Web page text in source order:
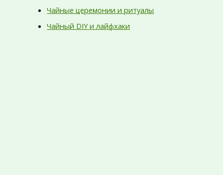
Чайные церемонии и ритуалы
Чайный DIY и лайфхаки